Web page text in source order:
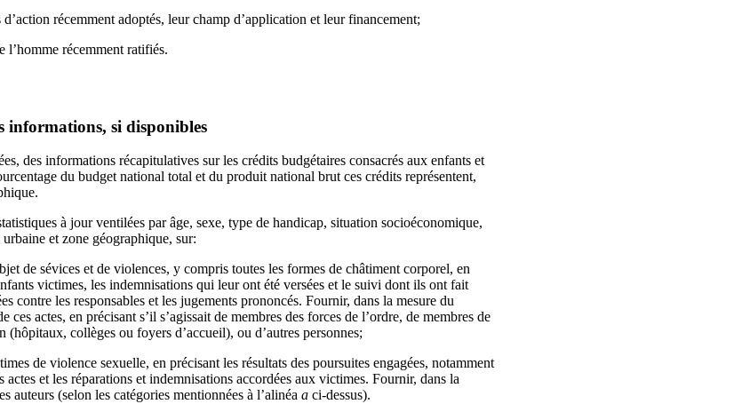
récemment adoptés, leur champ d’application et leur financement;
l’homme récemment ratifiés.
informations, si disponibles
des informations récapitulatives sur les crédits budgétaires consacrés aux enfants et
du budget national total et du produit national brut ces crédits représentent,
à jour ventilées par âge, sexe, type de handicap, situation socioéconomique,
et zone géographique, sur:
de sévices et de violences, y compris toutes les formes de châtiment corporel, en
victimes, les indemnisations qui leur ont été versées et le suivi dont ils ont fait
contre les responsables et les jugements prononcés. Fournir, dans la mesure du
ces actes, en précisant s’il s’agissait de membres des forces de l’ordre, de membres de
(hôpitaux, collèges ou foyers d’accueil), ou d’autres personnes;
de violence sexuelle, en précisant les résultats des poursuites engagées, notamment
actes et les réparations et indemnisations accordées aux victimes. Fournir, dans la
auteurs (selon les catégories mentionnées à l’alinéa a ci‑dessus).